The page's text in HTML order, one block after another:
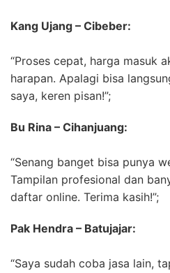
Kang Ujang – Cibeber:
“Proses cepat, harga masuk
harapan. Apalagi bisa
saya, keren pisan!”;
Bu Rina – Cihanjuang:
“Senang banget bisa punya
Tampilan profesional dan
daftar online. Terima kasih!”;
Pak Hendra – Batujajar:
“Saya sudah coba jasa lain,